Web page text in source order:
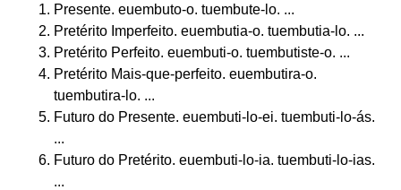
Presente. euembuto-o. tuembute-lo. ...
Pretérito Imperfeito. euembutia-o. tuembutia-lo. ...
Pretérito Perfeito. euembuti-o. tuembutiste-o. ...
Pretérito Mais-que-perfeito. euembutira-o.
tuembutira-lo. ...
Futuro do Presente. euembuti-lo-ei. tuembuti-lo-ás.
...
Futuro do Pretérito. euembuti-lo-ia. tuembuti-lo-ias.
...